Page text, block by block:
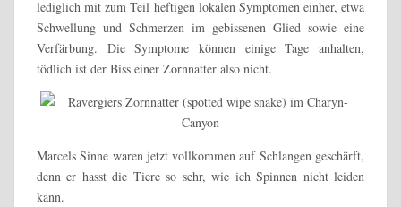
lediglich mit zum Teil heftigen lokalen Symptomen einher, etwa
Schwellung und Schmerzen im gebissenen Glied sowie eine
Verfärbung. Die Symptome können einige Tage anhalten,
tödlich ist der Biss einer Zornnatter also nicht.
Marcels Sinne waren jetzt vollkommen auf Schlangen geschärft,
denn er hasst die Tiere so sehr, wie ich Spinnen nicht leiden
kann.